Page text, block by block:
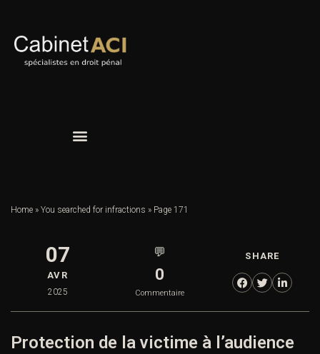
Home » You searched for infractions » Page 171
07
AVR
2025
💬
0
Commentaire
SHARE
Protection de la victime à l’audience